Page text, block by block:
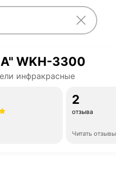
WKH-3300
инфракрасные
2
отзыва
Читать отзывы